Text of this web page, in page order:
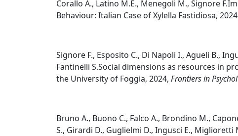
Corallo A., Latino M.E., Menegoli M., Signore
Behaviour: Italian Case of Xylella Fastidiosa,
Signore F., Esposito C., Di Napoli I., Agueli B.,
Fantinelli S.Social dimensions as resources in
the University of Foggia, 2024, Frontiers in
Bruno A., Buono C., Falco A., Brondino M.,
S., Girardi D., Guglielmi D., Ingusci E., Miglioretti